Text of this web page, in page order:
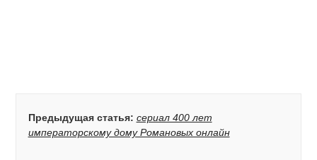
Предыдущая статья: сериал 400 лет
императорскому дому Романовых онлайн